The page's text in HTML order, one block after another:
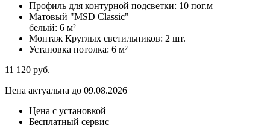
Профиль для контурной подсветки: 10 пог.м
Матовый "MSD Classic"
белый: 6 м²
Монтаж Круглых светильников: 2 шт.
Установка потолка: 6 м²
11 120 руб.
Цена актуальна до 09.08.2026
Цена с установкой
Бесплатный сервис